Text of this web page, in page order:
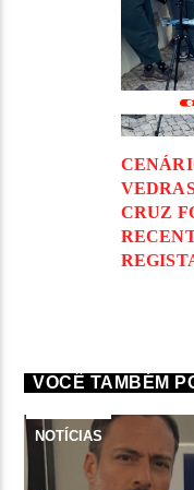
CRUZ
VOCÊ TAMBÉM
NOTÍCIAS